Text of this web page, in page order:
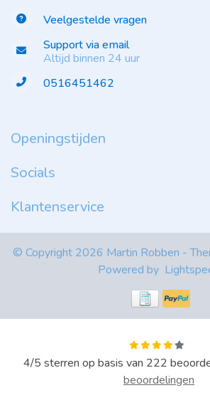
Veelgestelde vragen
Support via email
Altijd binnen 24 uur
0516451462
Openingstijden
Socials
Klantenservice
© Copyright 2026 Martin Robben -
Powered by
4/5 sterren op basis van 222
beoordelingen